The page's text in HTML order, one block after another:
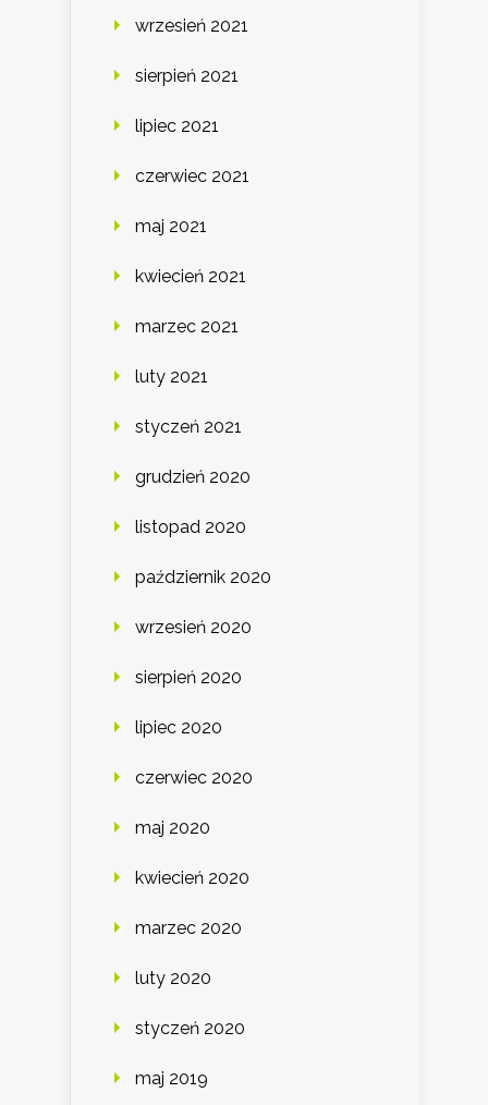
wrzesień 2021
sierpień 2021
lipiec 2021
czerwiec 2021
maj 2021
kwiecień 2021
marzec 2021
luty 2021
styczeń 2021
grudzień 2020
listopad 2020
październik 2020
wrzesień 2020
sierpień 2020
lipiec 2020
czerwiec 2020
maj 2020
kwiecień 2020
marzec 2020
luty 2020
styczeń 2020
maj 2019